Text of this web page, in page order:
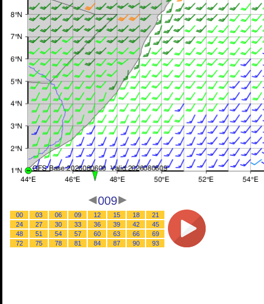
009
00 03 06 09 12 15 18
21
24
27 30 33 36 39 42
45
48
51 54 57 60 63 66
69
72
75 78 81 84 87 90 93